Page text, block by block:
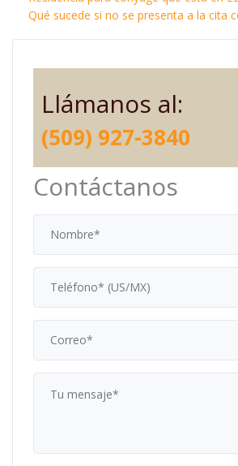
Qué sucede si no se presenta a la cita
Llámanos al:
(509) 927-3840
Contáctanos